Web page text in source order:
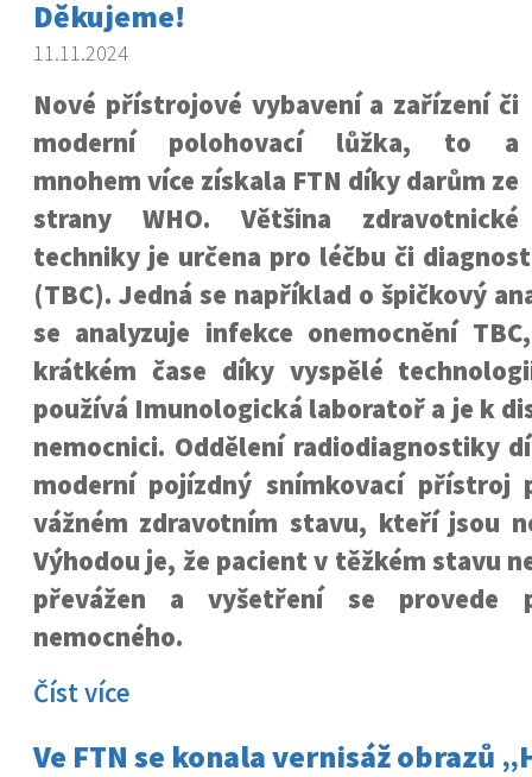
Děkujeme!
11.11.2024
Nové přístrojové vybavení a zařízení či
moderní polohovací lůžka, to a
mnohem více získala FTN díky darům ze
strany WHO. Většina zdravotnické
techniky je určena pro léčbu či
(TBC). Jedná se například o špičkový
se analyzuje infekce onemocnění
krátkém čase díky vyspělé
používá Imunologická laboratoř a je k
nemocnici. Oddělení radiodiagnostiky
moderní pojízdný snímkovací přístroj
vážném zdravotním stavu, kteří jsou
Výhodou je, že pacient v těžkém stavu
převážen a vyšetření se provede
nemocného.
Číst více
Ve FTN se konala vernisáž obrazů